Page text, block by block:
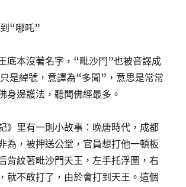
“哪吒”
底本沒著名字，“毗沙門”也被音譯成
是綽號，意譯為“多聞”，意思是常常
身邊護法，聽聞佛經最多。
》里有一則小故事：晚唐時代，成都
為，被押送公堂，官員想打他一頓板
背紋著毗沙門天王，左手托浮圖，右
就不敢打了，由於會打到天王。這個